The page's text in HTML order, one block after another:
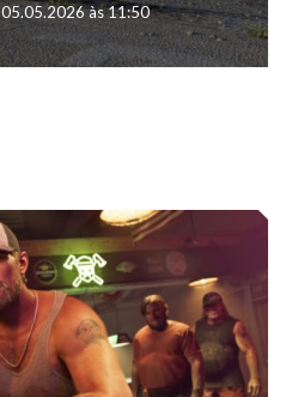
05.05.2026 às 11:50